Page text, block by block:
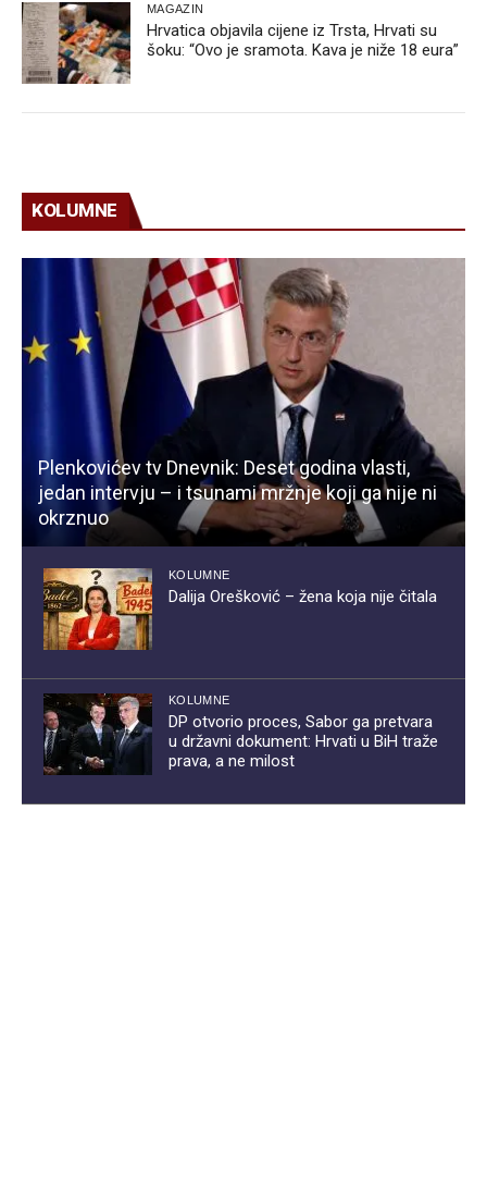
MAGAZIN
Hrvatica objavila cijene iz Trsta, Hrvati su
šoku: “Ovo je sramota. Kava je niže 18 eura”
KOLUMNE
Plenkovićev tv Dnevnik: Deset godina vlasti,
jedan intervju – i tsunami mržnje koji ga nije ni
okrznuo
KOLUMNE
Dalija Orešković – žena koja nije čitala
KOLUMNE
DP otvorio proces, Sabor ga pretvara
u državni dokument: Hrvati u BiH traže
prava, a ne milost